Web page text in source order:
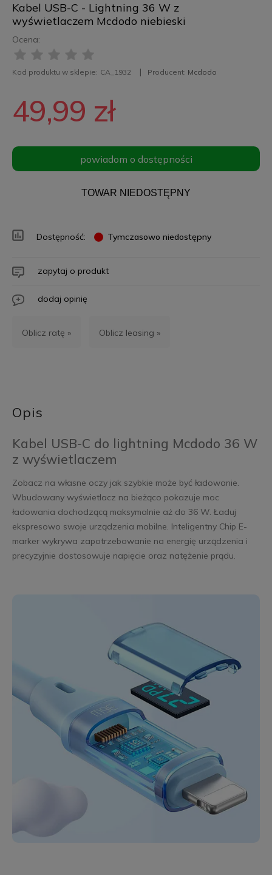
Kabel USB-C - Lightning 36 W z
wyświetlaczem Mcdodo niebieski
Ocena:
Kod produktu w sklepie: CA_1932 Producent: Mcdodo
49,99 zł
powiadom o dostępności
TOWAR NIEDOSTĘPNY
Dostępność: Tymczasowo niedostępny
zapytaj o produkt
dodaj opinię
Oblicz ratę » Oblicz leasing »
Opis
Kabel USB-C do lightning Mcdodo 36 W
z wyświetlaczem
Zobacz na własne oczy jak szybkie może być ładowanie.
Wbudowany wyświetlacz na bieżąco pokazuje moc
ładowania dochodzącą maksymalnie aż do 36 W. Ładuj
ekspresowo swoje urządzenia mobilne. Inteligentny Chip E-
marker wykrywa zapotrzebowanie na energię urządzenia i
precyzyjnie dostosowuje napięcie oraz natężenie prądu.